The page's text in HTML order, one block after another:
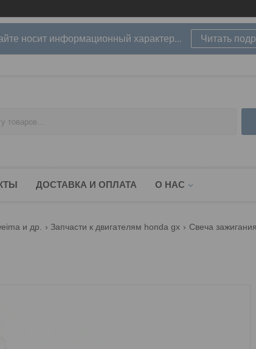
носит информационный характер... Читать
ДОСТАВКА И ОПЛАТА О НАС
и др. Запчасти к двигателям honda gx Свеча